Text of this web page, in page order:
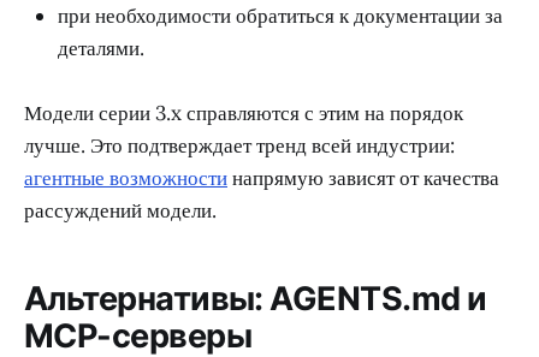
при необходимости обратиться к документации за
деталями.
Модели серии 3.x справляются с этим на порядок
лучше. Это подтверждает тренд всей индустрии:
агентные возможностинапрямую зависят от качества
рассуждений модели.
Альтернативы: AGENTS.md и
MCP-серверы